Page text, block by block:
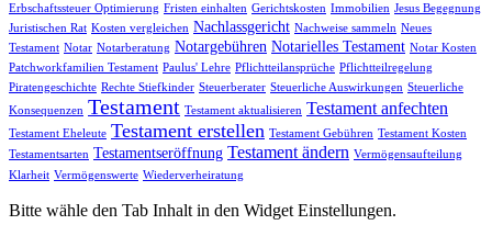
Erbschaftssteuer Optimierung Fristen einhalten Gerichtskosten Immobilien Jesus Begegnung
Juristischen Rat Kosten vergleichen Nachlassgericht Nachweise sammeln Neues
Testament Notar Notarberatung Notargebühren Notarielles Testament Notar Kosten
Patchworkfamilien Testament Paulus' Lehre Pflichtteilansprüche Pflichtteilregelung
Piratengeschichte Rechte Stiefkinder Steuerberater Steuerliche Auswirkungen Steuerliche
Konsequenzen Testament Testament aktualisieren Testament anfechten
Testament Eheleute Testament erstellen Testament Gebühren Testament Kosten
Testamentsarten Testamentseröffnung Testament ändern Vermögensaufteilung
Klarheit Vermögenswerte Wiederverheiratung
Bitte wähle den Tab Inhalt in den Widget Einstellungen.